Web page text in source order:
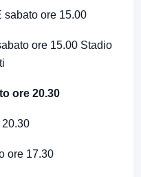
sabato ore 15.00
ore 15.00 Stadio
ore 20.30
20.30
ore 17.30